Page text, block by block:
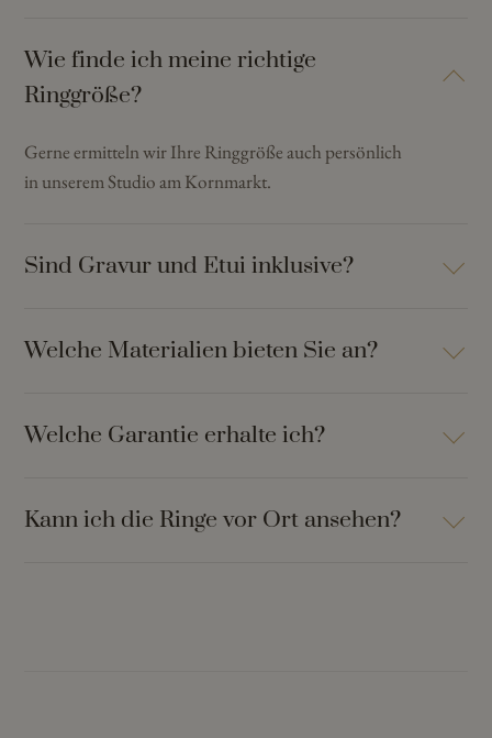
Wie finde ich meine richtige
Ringgröße?
Gerne ermitteln wir Ihre Ringgröße auch persönlich
in unserem Studio am Kornmarkt.
Sind Gravur und Etui inklusive?
Welche Materialien bieten Sie an?
Welche Garantie erhalte ich?
Kann ich die Ringe vor Ort ansehen?